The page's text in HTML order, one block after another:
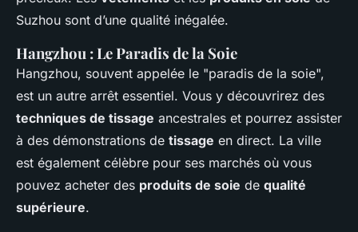
Suzhou sont d’une qualité inégalée.
Hangzhou : Le Paradis de la Soie
Hangzhou, souvent appelée le "paradis de la soie",
est un autre arrêt essentiel. Vous y découvrirez des
techniques de tissage ancestrales et pourrez assister
à des démonstrations de tissage en direct. La ville
est également célèbre pour ses marchés où vous
pouvez acheter des produits de soie de qualité
supérieure.